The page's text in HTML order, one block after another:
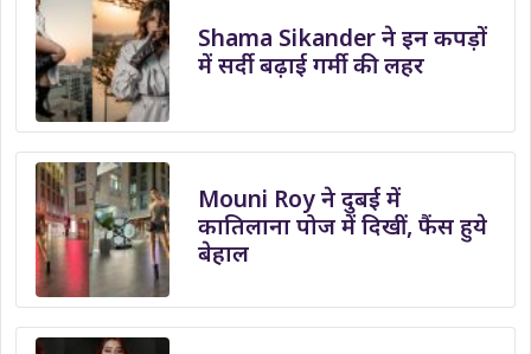
Shama Sikander ने इन कपड़ों
में सर्दी बढ़ाई गर्मी की लहर
Mouni Roy ने दुबई में
कातिलाना पोज में दिखीं, फैंस हुये
बेहाल